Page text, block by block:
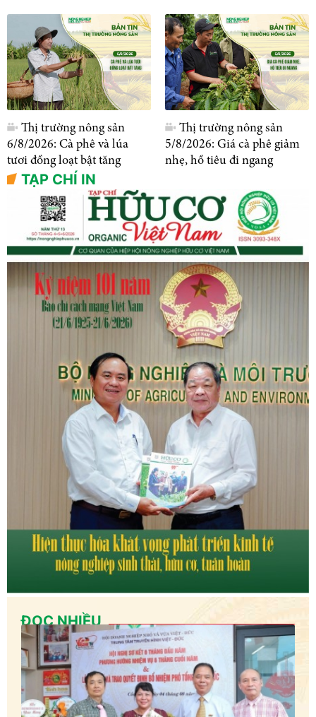
Thị trường nông sản
6/8/2026: Cà phê và lúa
tươi đồng loạt bật tăng
Thị trường nông sản
5/8/2026: Giá cà phê giảm
nhẹ, hồ tiêu đi ngang
TẠP CHÍ IN
ĐỌC NHIỀU